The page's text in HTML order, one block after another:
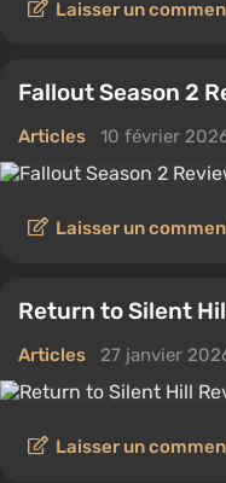
Laisser un
Fallout Season 2
Articles 10 février
Laisser un
Return to Silent
Articles 27 janvier
Laisser un